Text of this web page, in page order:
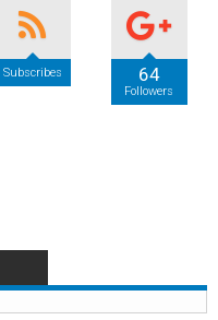
Subscribes 64
Followers